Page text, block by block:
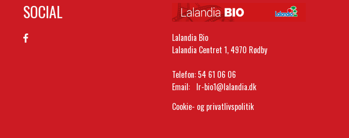
SOCIAL
Lalandia Bio
Lalandia Centret 1, 4970 Rødby
Telefon: 54 61 06 06
Email: lr-bio1@lalandia.dk
Cookie- og privatlivspolitik